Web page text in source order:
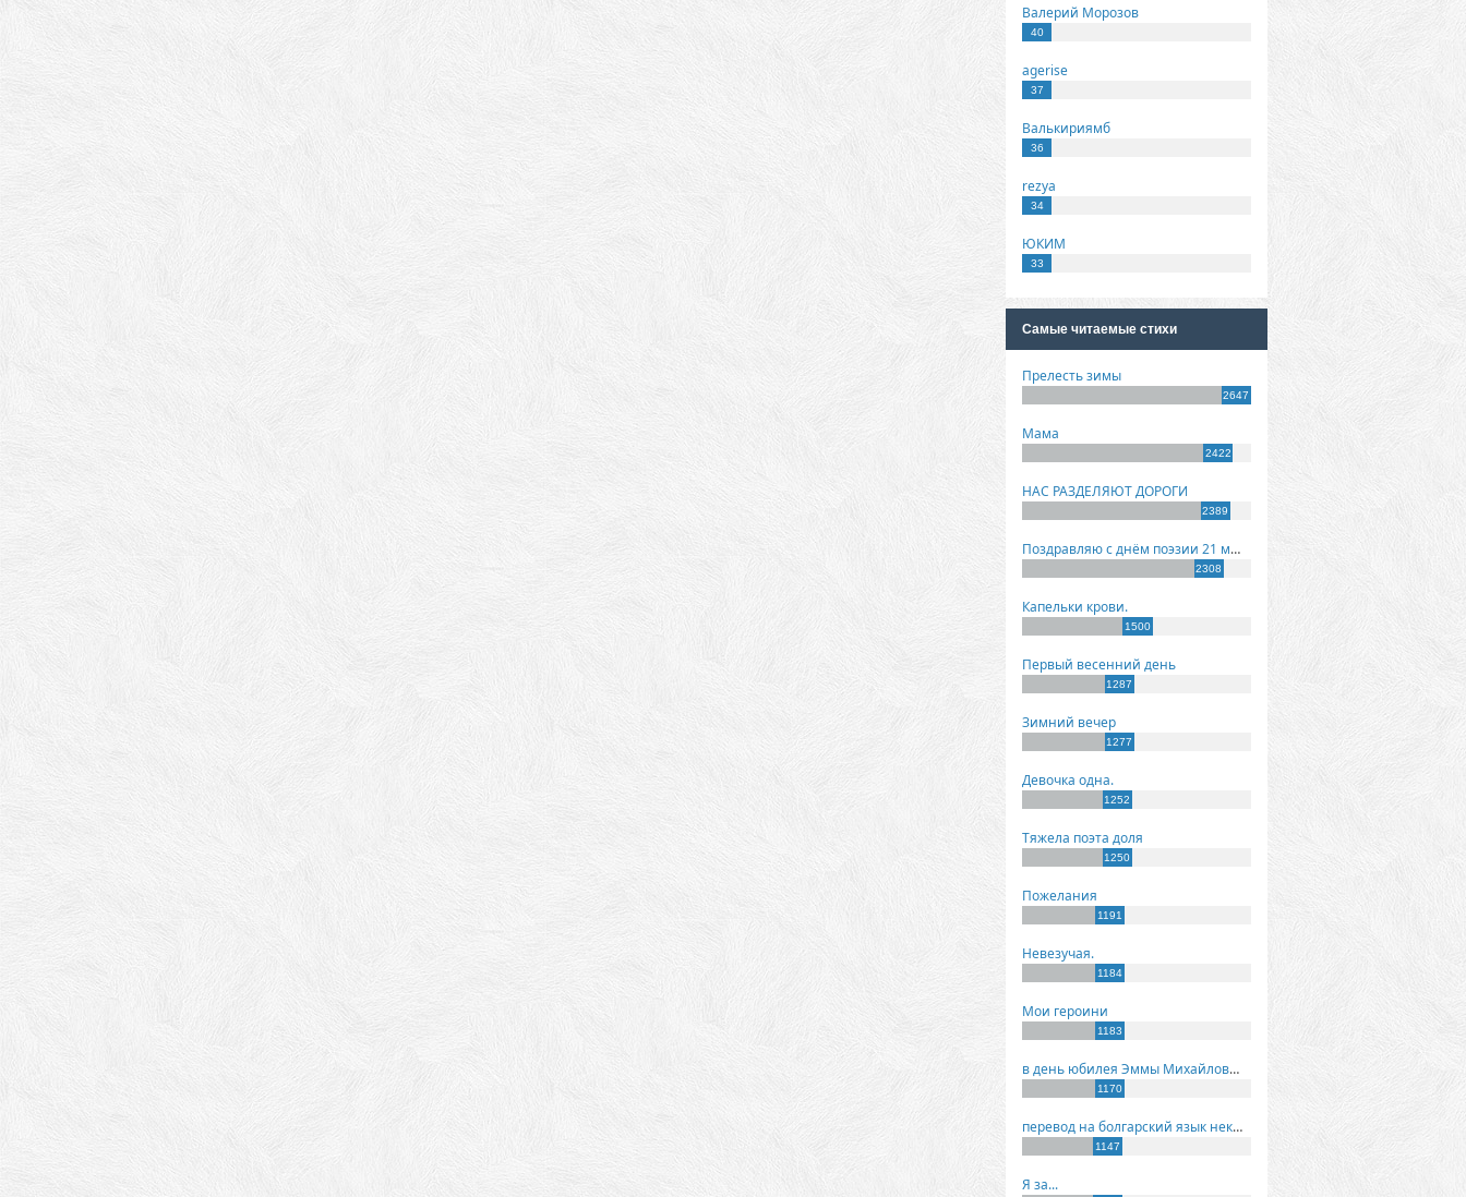
Валерий Морозов
40
agerise
37
Валькириямб
36
rezya
34
ЮКИМ
33
Самые читаемые стихи
Прелесть зимы
2647
Мама
2422
НАС РАЗДЕЛЯЮТ ДОРОГИ
2389
Поздравляю с днём поэзии 21 марта!
2308
Капельки крови.
1500
Первый весенний день
1287
Зимний вечер
1277
Девочка одна.
1252
Тяжела поэта доля
1250
Пожелания
1191
Невезучая.
1184
Мои героини
1183
в день юбилея Эммы Михайловны Киселевой
1170
перевод на болгарский язык некоторых моих стихов
1147
Я за...